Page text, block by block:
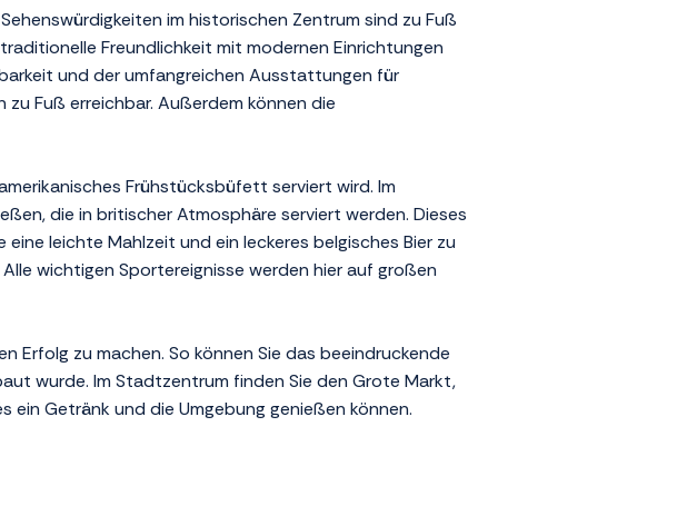
im historischen Zentrum sind zu Fuß
Freundlichkeit mit modernen Einrichtungen
und der umfangreichen Ausstattungen für
Fuß erreichbar. Außerdem können die
Frühstücksbüfett serviert wird. Im
die in britischer Atmosphäre serviert werden. Dieses
leichte Mahlzeit und ein leckeres belgisches Bier zu
wichtigen Sportereignisse werden hier auf großen
Erfolg zu machen. So können Sie das beeindruckende
wurde. Im Stadtzentrum finden Sie den Grote Markt,
ein Getränk und die Umgebung genießen können.